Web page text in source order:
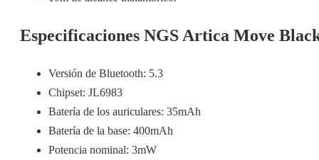
Especificaciones NGS Artica Move
Versión de Bluetooth: 5.3
Chipset: JL6983
Batería de los auriculares: 35mAh
Batería de la base: 400mAh
Potencia nominal: 3mW